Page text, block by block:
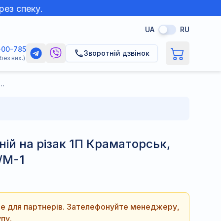
спеку.
UA RU
785
вих.)
Зворотній дзвінок
Мундштук зовнішній на різак 1П Краматорськ, матеріал мідь Т2 /М-1
на різак 1П Краматорськ,
М-1
для партнерів. Зателефонуйте менеджеру,